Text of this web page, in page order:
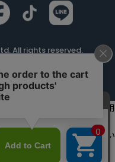
All rights reserved.
向上のためにクッキーを利用
合、クッキーの使用に同意い